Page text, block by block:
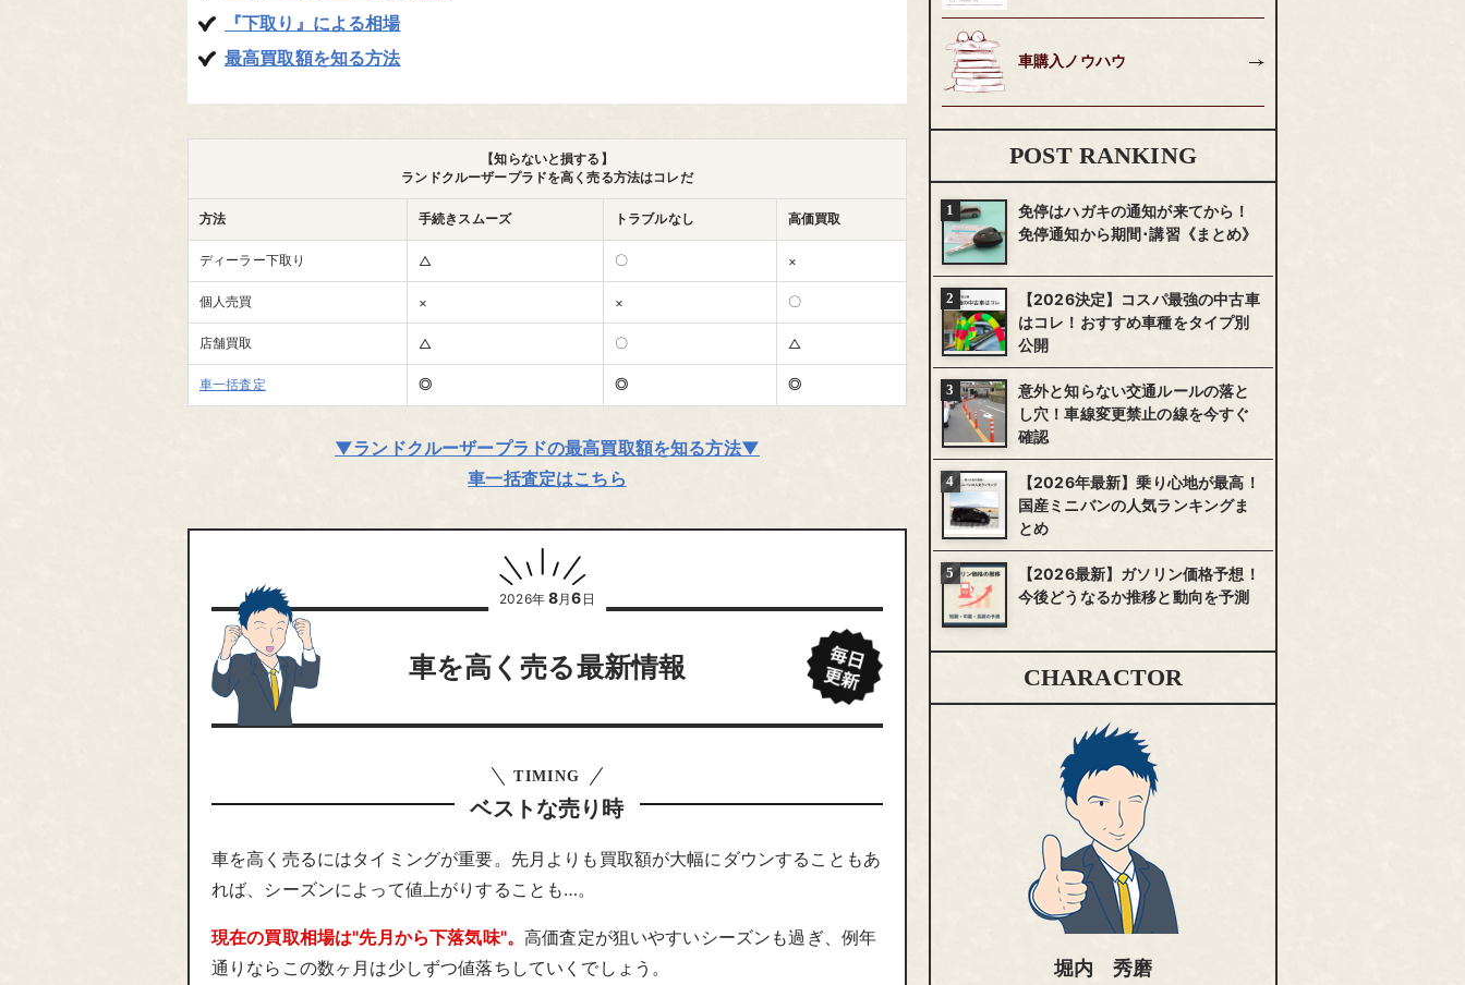
『下取り』による相場
最高買取額を知る方法
【知らないと損する】
ランドクルーザープラドを高く売る方法はコレだ
方法 手続きスムーズ トラブルなし 高価買取
ディーラー下取り △ 〇 ×
個人売買 × × 〇
店舗買取 △ 〇 △
車一括査定 ◎ ◎ ◎
▼ランドクルーザープラドの最高買取額を知る方法▼
車一括査定はこちら
2026年 8月6 日
車を高く売る最新情報
TIMING
ベストな売り時
車を高く売るにはタイミングが重要。先月よりも買取額が大幅にダウンすることもあ
れば、シーズンによって値上がりすることも…。
現在の買取相場は"先月から下落気味"。高価査定が狙いやすいシーズンも過ぎ、例年
通りならこの数ヶ月は少しずつ値落ちしていくでしょう。
車購入ノウハウ
POST RANKING
免停はハガキの通知が来てから！
免停通知から期間･講習《まとめ》
【2026決定】コスパ最強の中古車
はコレ！おすすめ車種をタイプ別
公開
意外と知らない交通ルールの落と
し穴！車線変更禁止の線を今すぐ
確認
【2026年最新】乗り心地が最高！
国産ミニバンの人気ランキングま
とめ
【2026最新】ガソリン価格予想！
今後どうなるか推移と動向を予測
CHARACTOR
堀内 秀磨